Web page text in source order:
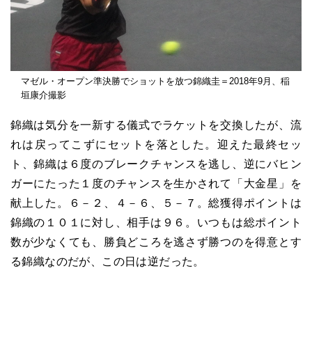
マゼル・オープン準決勝でショットを放つ錦織圭＝2018年9月、稲
垣康介撮影
錦織は気分を一新する儀式でラケットを交換したが、流
れは戻ってこずにセットを落とした。迎えた最終セッ
ト、錦織は６度のブレークチャンスを逃し、逆にバヒン
ガーにたった１度のチャンスを生かされて「大金星」を
献上した。６－２、４－６、５－７。総獲得ポイントは
錦織の１０１に対し、相手は９６。いつもは総ポイント
数が少なくても、勝負どころを逃さず勝つのを得意とす
る錦織なのだが、この日は逆だった。